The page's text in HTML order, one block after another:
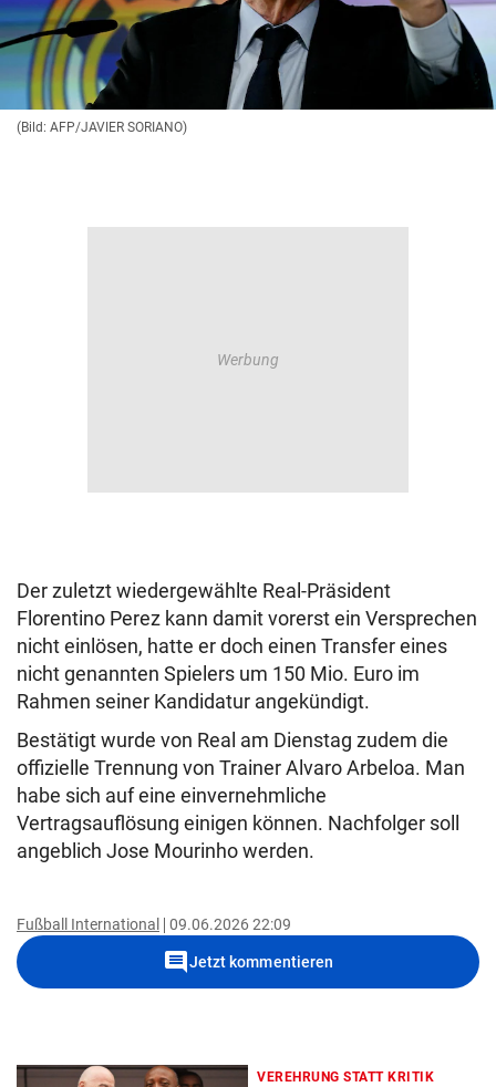
(Bild: AFP/JAVIER SORIANO)
Der zuletzt wiedergewählte Real-Präsident
Florentino Perez kann damit vorerst ein Versprechen
nicht einlösen, hatte er doch einen Transfer eines
nicht genannten Spielers um 150 Mio. Euro im
Rahmen seiner Kandidatur angekündigt.
Bestätigt wurde von Real am Dienstag zudem die
offizielle Trennung von Trainer Alvaro Arbeloa. Man
habe sich auf eine einvernehmliche
Vertragsauflösung einigen können. Nachfolger soll
angeblich Jose Mourinho werden.
Fußball International 09.06.2026 22:09
commentJetzt kommentieren
VEREHRUNG STATT KRITIK